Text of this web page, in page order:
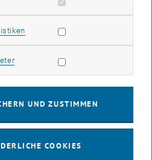
der SAE bzw. im
zu machen, vor allem aber
unter
und organisatorischen
Statistik Cookies zulassen
Marketing Cookies zulassen
UND ZUSTIMMEN
COOKIES